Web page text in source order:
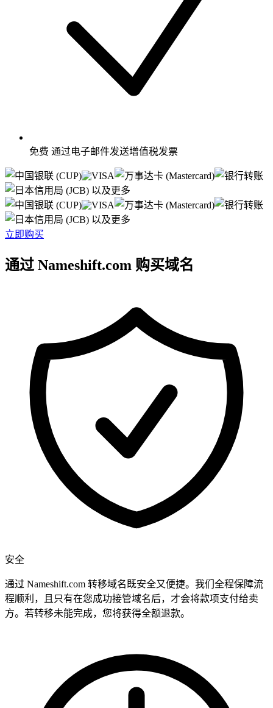
免费 通过电子邮件发送增值税发票
以及更多
以及更多
立即购买
通过 Nameshift.com 购买域名
安全
通过 Nameshift.com 转移域名既安全又便捷。我们全程保障流
程顺利，且只有在您成功接管域名后，才会将款项支付给卖
方。若转移未能完成，您将获得全额退款。